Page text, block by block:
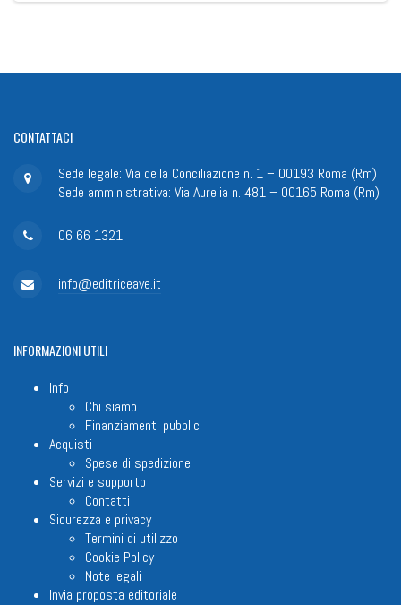
CONTATTACI
Sede legale: Via della Conciliazione n. 1 – 00193 Roma (Rm)
Sede amministrativa: Via Aurelia n. 481 – 00165 Roma (Rm)
06 66 1321
info@editriceave.it
INFORMAZIONIUTILI
Info
Chi siamo
Finanziamenti pubblici
Acquisti
Spese di spedizione
Servizi e supporto
Contatti
Sicurezza e privacy
Termini di utilizzo
Cookie Policy
Note legali
Invia proposta editoriale